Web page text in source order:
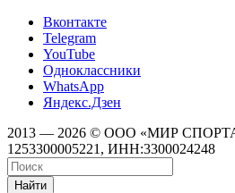
Вконтакте
Telegram
YouTube
Одноклассники
WhatsApp
Яндекс.Дзен
2013 — 2026 © ООО «МИР
1253300005221, ИНН:3300024248
Найти